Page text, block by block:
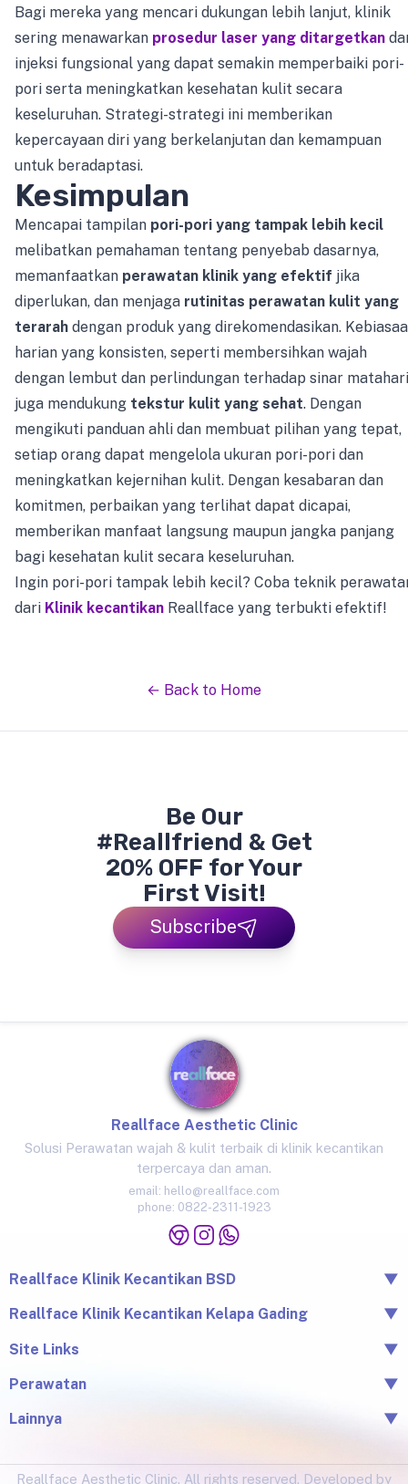
Bagi mereka yang mencari dukungan lebih lanjut, klinik
sering menawarkan prosedur laser yang ditargetkan
injeksi fungsional yang dapat semakin memperbaiki pori-
pori serta meningkatkan kesehatan kulit secara
keseluruhan. Strategi-strategi ini memberikan
kepercayaan diri yang berkelanjutan dan kemampuan
untuk beradaptasi.
Kesimpulan
Mencapai tampilan pori-pori yang tampak lebih kecil
melibatkan pemahaman tentang penyebab dasarnya,
memanfaatkan perawatan klinik yang efektif jika
diperlukan, dan menjaga rutinitas perawatan kulit yang
terarah dengan produk yang direkomendasikan.
harian yang konsisten, seperti membersihkan wajah
dengan lembut dan perlindungan terhadap sinar
juga mendukung tekstur kulit yang sehat. Dengan
mengikuti panduan ahli dan membuat pilihan yang tepat,
setiap orang dapat mengelola ukuran pori-pori dan
meningkatkan kejernihan kulit. Dengan kesabaran dan
komitmen, perbaikan yang terlihat dapat dicapai,
memberikan manfaat langsung maupun jangka panjang
bagi kesehatan kulit secara keseluruhan.
Ingin pori-pori tampak lebih kecil? Coba teknik
dari Klinik kecantikan Reallface yang terbukti efektif!
← Back to Home
Be Our
#Reallfriend & Get
20% OFF for Your
First Visit!
Subscribe
Reallface Aesthetic Clinic
Solusi Perawatan wajah & kulit terbaik di klinik kecantikan
terpercaya dan aman.
email: hello@reallface.com
phone: 0822-2311-1923
Reallface Klinik Kecantikan BSD
▼
Banten 15345
0822-2311-1923
Reallface Klinik Kecantikan Kelapa Gading
▼
Gading, Jkt Utara, Daerah Khusus Ibukota Jakarta 14240
0813-1581-1448
Site Links
▼
Beranda
Perawatan
Price List
Perawatan
▼
Juvelook
Facial & LHALA Peel
Ultraformer III
Lainnya
▼
Lokasi
Reallface Aesthetic Clinic. All rights reserved. Developed by